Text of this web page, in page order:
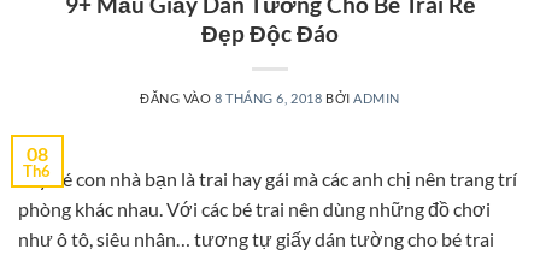
Đẹp Độc Đáo
ĐĂNG VÀO 8 THÁNG 6, 2018 BỞI ADMIN
08
Th6
Tùy bé con nhà bạn là trai hay gái mà các anh chị nên trang trí
phòng khác nhau. Với các bé trai nên dùng những đồ chơi
như ô tô, siêu nhân… tương tự giấy dán tường cho bé trai